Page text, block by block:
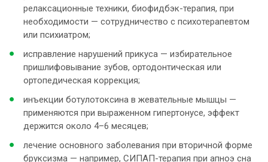
релаксационные техники, биофидбэк-терапия, при
необходимости — сотрудничество с психотерапевтом
или психиатром;
исправление нарушений прикуса — избирательное
пришлифовывание зубов, ортодонтическая или
ортопедическая коррекция;
инъекции ботулотоксина в жевательные мышцы —
применяются при выраженном гипертонусе, эффект
держится около 4–6 месяцев;
лечение основного заболевания при вторичной форме
бруксизма — например, СИПАП-терапия при апноэ сна